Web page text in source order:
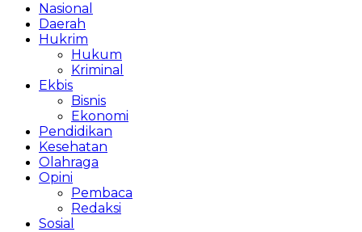
Nasional
Daerah
Hukrim
Hukum
Kriminal
Ekbis
Bisnis
Ekonomi
Pendidikan
Kesehatan
Olahraga
Opini
Pembaca
Redaksi
Sosial